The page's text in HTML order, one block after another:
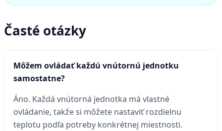
Časté otázky
Môžem ovládať každú vnútornú jednotku
samostatne?
Áno. Každá vnútorná jednotka má vlastné
ovládanie, takže si môžete nastaviť rozdielnu
teplotu podľa potreby konkrétnej miestnosti.